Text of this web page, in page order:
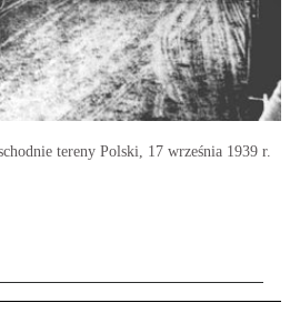
tereny Polski, 17 września 1939 r.